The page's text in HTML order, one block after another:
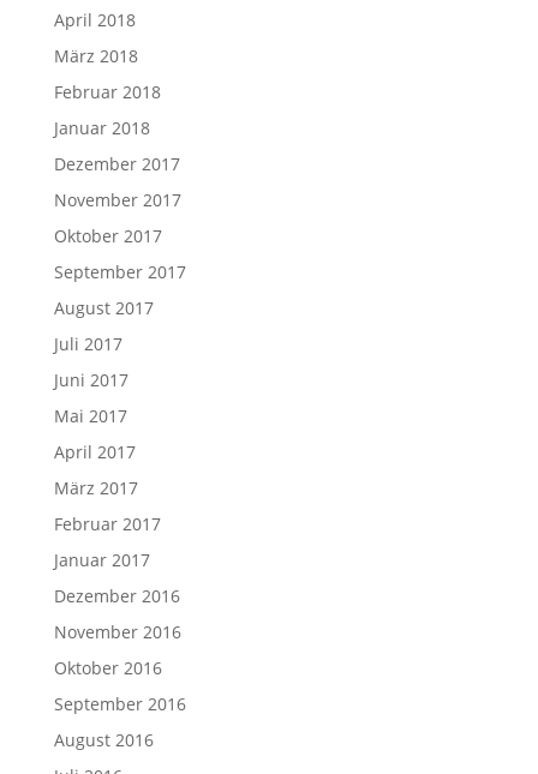
April 2018
März 2018
Februar 2018
Januar 2018
Dezember 2017
November 2017
Oktober 2017
September 2017
August 2017
Juli 2017
Juni 2017
Mai 2017
April 2017
März 2017
Februar 2017
Januar 2017
Dezember 2016
November 2016
Oktober 2016
September 2016
August 2016